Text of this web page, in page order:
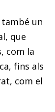
un
que
com la
fins als
com el